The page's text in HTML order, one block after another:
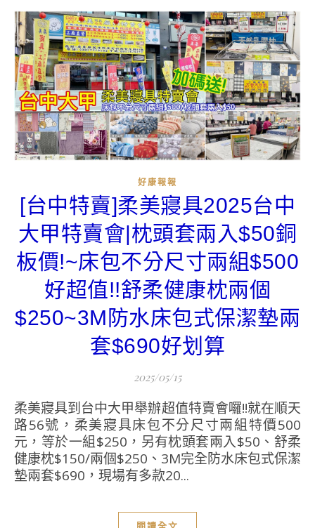
好康報報
[台中特賣]柔美寢具2025台中
大甲特賣會|枕頭套兩入$50銅
板價!~床包不分尺寸兩組$500
好超值!!舒柔健康枕兩個
$250~3M防水床包式保潔墊兩
套$690好划算
2025/05/15
柔美寢具到台中大甲舉辦超值特賣會囉!!就在順天
路56號，柔美寢具床包不分尺寸兩組特價500
元，等於一組$250，另有枕頭套兩入$50、舒柔
健康枕$150/兩個$250、3M完全防水床包式保潔
墊兩套$690，現場有多款20...